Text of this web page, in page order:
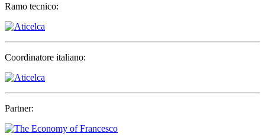
Ramo tecnico:
Coordinatore italiano:
Partner: